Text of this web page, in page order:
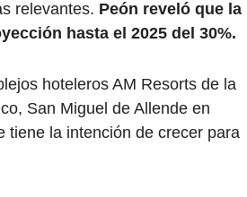
relevantes. Peón reveló que la
hasta el 2025 del 30%.
hoteleros AM Resorts de la
San Miguel de Allende en
tiene la intención de crecer para